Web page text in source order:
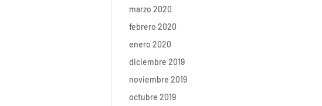
marzo 2020
febrero 2020
enero 2020
diciembre 2019
noviembre 2019
octubre 2019